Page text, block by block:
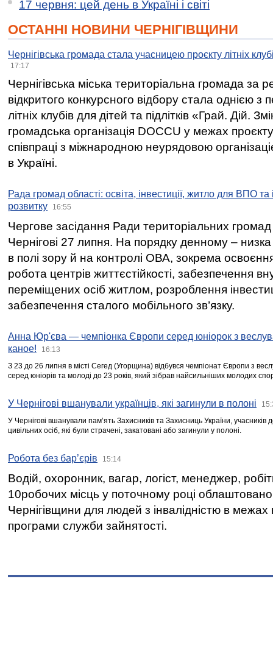
17 червня: цей день в Україні і світі
ОСТАННІ НОВИНИ ЧЕРНІГІВЩИНИ
Чернігівська громада стала учасницею проєкту літніх
17:17
Чернігівська міська територіальна громада за
відкритого конкурсного відбору стала однією
літніх клубів для дітей та підлітків «Грай. Дій.
громадська організація DOCCU у межах
співпраці з міжнародною неурядовою
в Україні.
Рада громад області: освіта, інвестиції, житло для ВПО
розвитку
16:55
Чергове засідання Ради територіальних громад
Чернігові 27 липня. На порядку денному –
в полі зору й на контролі ОВА, зокрема освоєння
робота центрів життєстійкості, забезпечення
переміщених осіб житлом, розроблення
забезпечення сталого мобільного зв’язку.
Анна Юр'єва — чемпіонка Європи серед юніорок з
каное!
16:13
З 23 до 26 липня в місті Сегед (Угорщина) відбувся чемпіонат Європи з
серед юніорів та молоді до 23 років, який зібрав найсильніших молодих
У Чернігові вшанували українців, які загинули в полоні
У Чернігові вшанували пам’ять Захисників та Захисниць України,
цивільних осіб, які були страчені, закатовані або загинули у полоні.
Робота без бар’єрів 15:14
Водій, охоронник, вагар, логіст, менеджер,
10робочих місць у поточному році
Чернігівщини для людей з інвалідністю в межах
програми служби зайнятості.